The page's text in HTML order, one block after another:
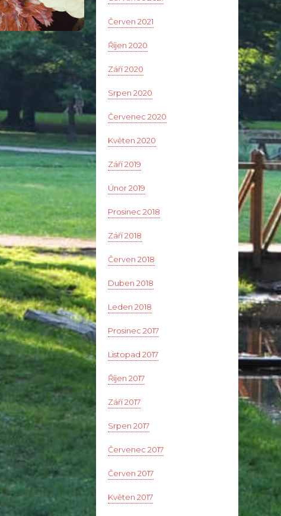
78,- / 156,-
Červen 2021
Říjen 2020
Září 2020
Srpen 2020
Červenec 2020
Květen 2020
Září 2019
Únor 2019
Prosinec 2018
Září 2018
Červen 2018
Duben 2018
Leden 2018
Prosinec 2017
Listopad 2017
Říjen 2017
Září 2017
Srpen 2017
Červenec 2017
Červen 2017
Květen 2017